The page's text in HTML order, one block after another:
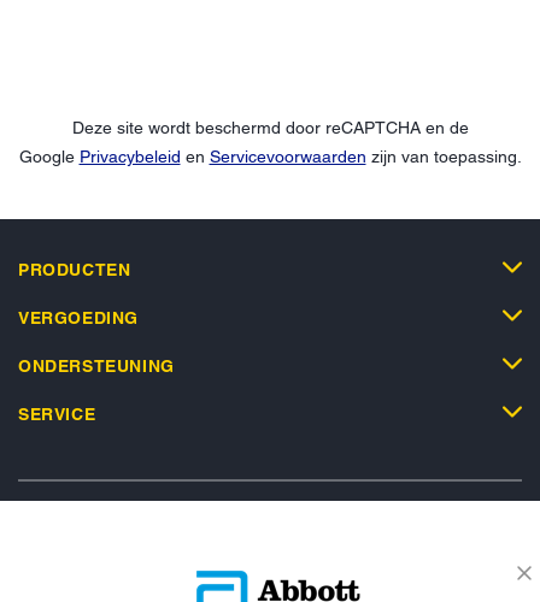
Deze site wordt beschermd door reCAPTCHA en de
Google Privacybeleid en Servicevoorwaarden zijn van toepassing.
PRODUCTEN
VERGOEDING
ONDERSTEUNING
SERVICE
Actievoorwaarden Algemene Voorwaarden